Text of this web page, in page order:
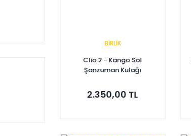
BİRLİK
Clio 2 - Kango Sol
Şanzuman Kulağı
2.350,00 TL